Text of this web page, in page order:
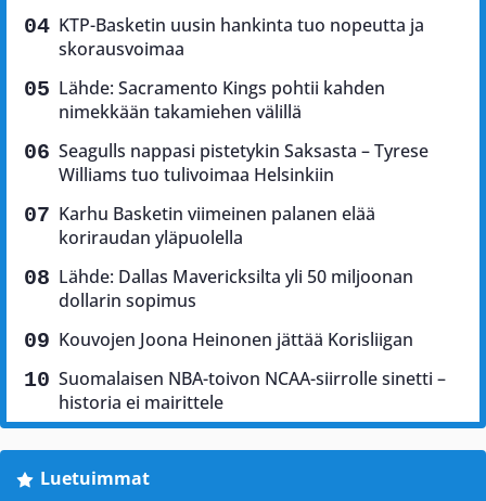
KTP-Basketin uusin hankinta tuo nopeutta ja
skorausvoimaa
Lähde: Sacramento Kings pohtii kahden
nimekkään takamiehen välillä
Seagulls nappasi pistetykin Saksasta – Tyrese
Williams tuo tulivoimaa Helsinkiin
Karhu Basketin viimeinen palanen elää
koriraudan yläpuolella
Lähde: Dallas Mavericksilta yli 50 miljoonan
dollarin sopimus
Kouvojen Joona Heinonen jättää Korisliigan
Suomalaisen NBA-toivon NCAA-siirrolle sinetti –
historia ei mairittele
Luetuimmat